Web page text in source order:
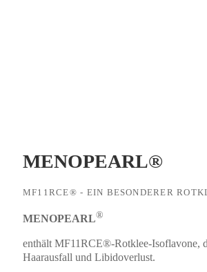
MENOPEARL®
MF11RCE® - EIN BESONDERER
MENOPEARL®
enthält MF11RCE®-Rotklee-Isoflavone,
Haarausfall und Libidoverlust.